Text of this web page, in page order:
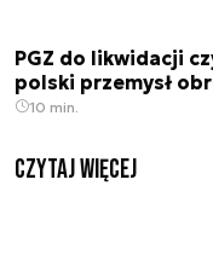
PGZ do likwidacji
polski przemysł
10 min.
czytaj więcej